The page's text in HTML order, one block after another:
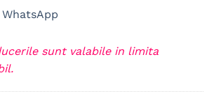
sunt valabile in limita